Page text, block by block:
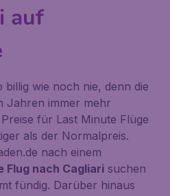
auf
billig wie noch nie, denn die
Jahren immer mehr
für Last Minute Flüge
als der Normalpreis.
nach einem
Flug nach Cagliari suchen
fündig. Darüber hinaus